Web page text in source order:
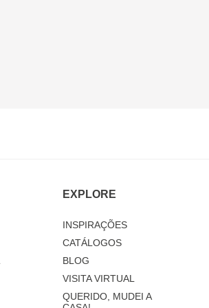
EXPLORE
INSPIRAÇÕES
CATÁLOGOS
BLOG
VISITA VIRTUAL
QUERIDO, MUDEI A